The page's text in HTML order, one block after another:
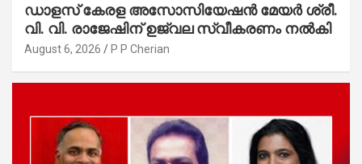
ഡാളസ് കേരള അസോസിയേഷൻ മേയർ ശ്രീ.
വി. വി. രാജേഷിന് ഉജ്വല സ്വീകരണം നൽകി
August 6, 2026 P P Cherian